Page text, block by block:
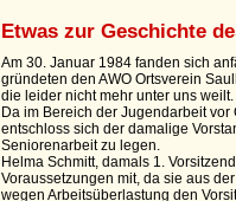
Etwas zur Geschichte
Am 30. Januar 1984 fanden sich
gründeten den AWO Ortsverein
die leider nicht mehr unter uns weilt.
Da im Bereich der Jugendarbeit
entschloss sich der damalige
Seniorenarbeit zu legen.
Helma Schmitt, damals 1.
Voraussetzungen mit, da sie aus
wegen Arbeitsüberlastung den